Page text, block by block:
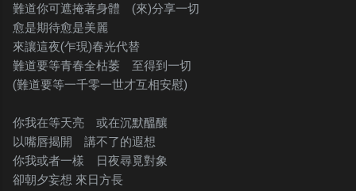
難道你可遮掩著身體 (來)分享一切
愈是期待愈是美麗
來讓這夜(乍現)春光代替
難道要等青春全枯萎 至得到一切
(難道要等一千零一世才互相安慰)
你我在等天亮 或在沉默醞釀
以嘴唇揭開 講不了的遐想
你我或者一樣 日夜尋覓對象
卻朝夕妄想 來日方長